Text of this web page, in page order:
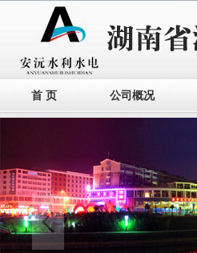
首 页 公司概况